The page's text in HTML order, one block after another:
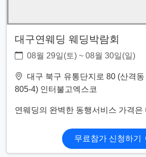
대구연웨딩 웨딩박람회
08월 29일(토) ~ 08월 30일(일)
대구 북구 유통단지로 80 (산격
805-4) 인터불고엑스코
연웨딩의 완벽한 동행서비스 가격은
무료참가 신청하기